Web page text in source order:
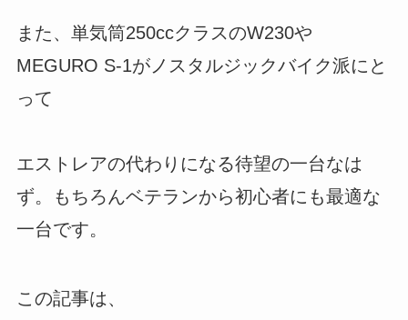
また、単気筒250ccクラスのW230や
MEGURO S-1がノスタルジックバイク派にと
って
エストレアの代わりになる待望の一台なは
ず。もちろんベテランから初心者にも最適な
一台です。
この記事は、